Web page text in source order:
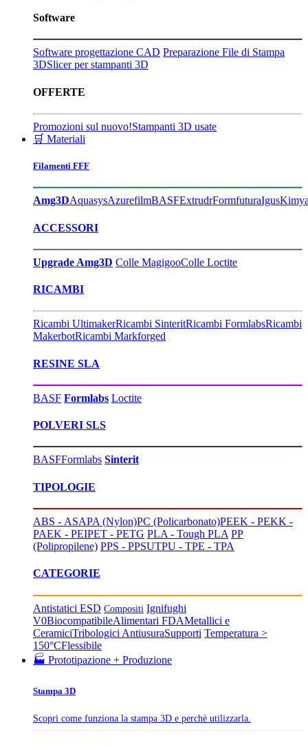
Software
Software progettazione CAD Preparazione File di Stampa
3DSlicer per stampanti 3D
OFFERTE
Promozioni sul nuovo!Stampanti 3D usate
🛒 Materiali
Filamenti FFF
Amg3DAquasysAzurefilmBASFExtrudrFormfuturaIgus
ACCESSORI
Upgrade Amg3D Colle MagigooColle Loctite
RICAMBI
Ricambi UltimakerRicambi SinteritRicambi FormlabsRicambi
MakerbotRicambi Markforged
RESINE SLA
BASF Formlabs Loctite
POLVERI SLS
BASFFormlabs Sinterit
TIPOLOGIE
ABS - ASAPA (Nylon)PC (Policarbonato)PEEK - PEKK -
PAEK - PEIPET - PETG PLA - Tough PLA PP
(Polipropilene) PPS - PPSUTPU - TPE - TPA
CATEGORIE
Antistatici ESD Compositi Ignifughi
V0BiocompatibileAlimentari FDAMetallici e
CeramiciTribologici AntiusuraSupporti Temperatura >
150°CFlessibile
🏭 Prototipazione + Produzione
Stampa 3D
Scopri come funziona la stampa 3D e perchè utilizzarla.